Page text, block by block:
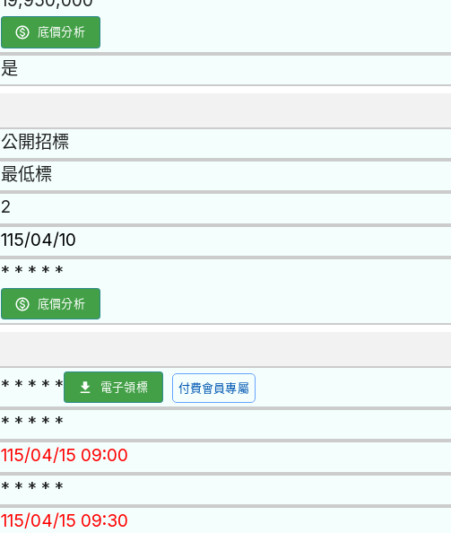
底價分析
是
公開招標
最低標
2
115/04/10
* * * * *
底價分析
* * * * * 電子領標 付費會員專屬
* * * * *
115/04/15 09:00
* * * * *
115/04/15 09:30